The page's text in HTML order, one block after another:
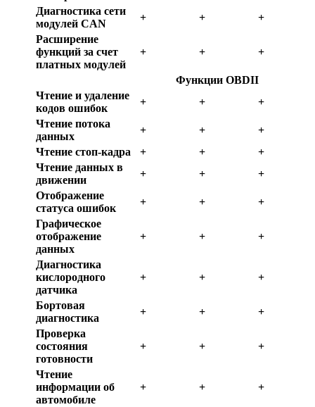
Диагностика сети
модулей CAN
+ +
+
Расширение
функций за счет
платных модулей
+ + +
Функции OBDII
Чтение и удаление
кодов ошибок
+ +
+
Чтение потока
данных
+ +
+
Чтение стоп-кадра
+ +
+
Чтение данных в
движении
+ +
+
Отображение
статуса ошибок
+ +
+
Графическое
отображение
данных
+ + +
Диагностика
кислородного
датчика
+ + +
Бортовая
диагностика
+ +
+
Проверка
состояния
готовности
+ + +
Чтение
информации об
автомобиле
+ + +